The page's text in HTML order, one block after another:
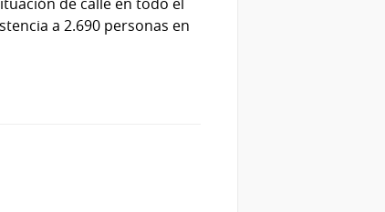
a 2.690 personas en